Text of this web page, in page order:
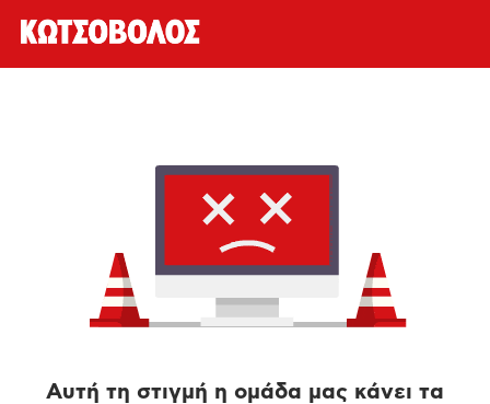
Αυτή τη στιγμή η ομάδα μας κάνει τα